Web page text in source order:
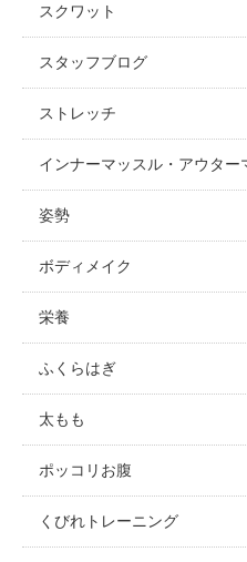
スクワット
スタッフブログ
ストレッチ
インナーマッスル・アウター
姿勢
ボディメイク
栄養
ふくらはぎ
太もも
ポッコリお腹
くびれトレーニング